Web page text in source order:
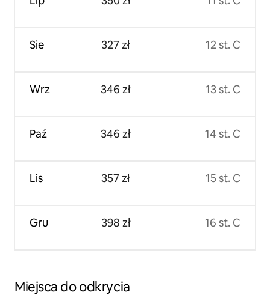
Sie
Wrz
Paź
Lis
Gru
327 zł
346 zł
346 zł
357 zł
398 zł
12 st. C
13 st. C
14 st. C
15 st. C
16 st. C
Miejsca do odkrycia